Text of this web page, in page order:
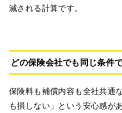
減される計算です。
どの保険会社でも同じ条件
保険料も補償内容も全社共通
も損しない」という安心感が